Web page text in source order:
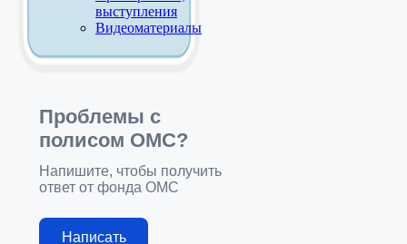
выступления
Видеоматериалы
Проблемы с
полисом ОМС?
Напишите, чтобы получить
ответ от фонда ОМС
Написать